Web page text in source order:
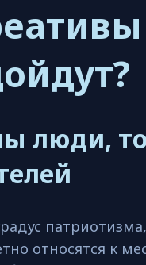
люди,
относятся к